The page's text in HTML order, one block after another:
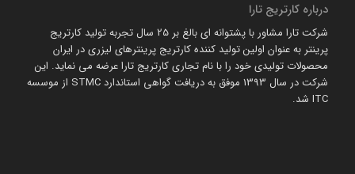
درباره کارتریج تارا
شرکت تارا مشاور با پشتوانه ای بالغ بر 25 سال تجربه تولید کارتریج
پرینتر به عنوان اولین تولید کننده کارتریج پرینترهای لیزری در ایران
محصولات تولیدی خود را با نام تجاری کارتریج تارا عرضه می نماید. این
شرکت در سال 1393 موفق به دریافت گواهی استاندارد STMC از موسسه
ITC شد.